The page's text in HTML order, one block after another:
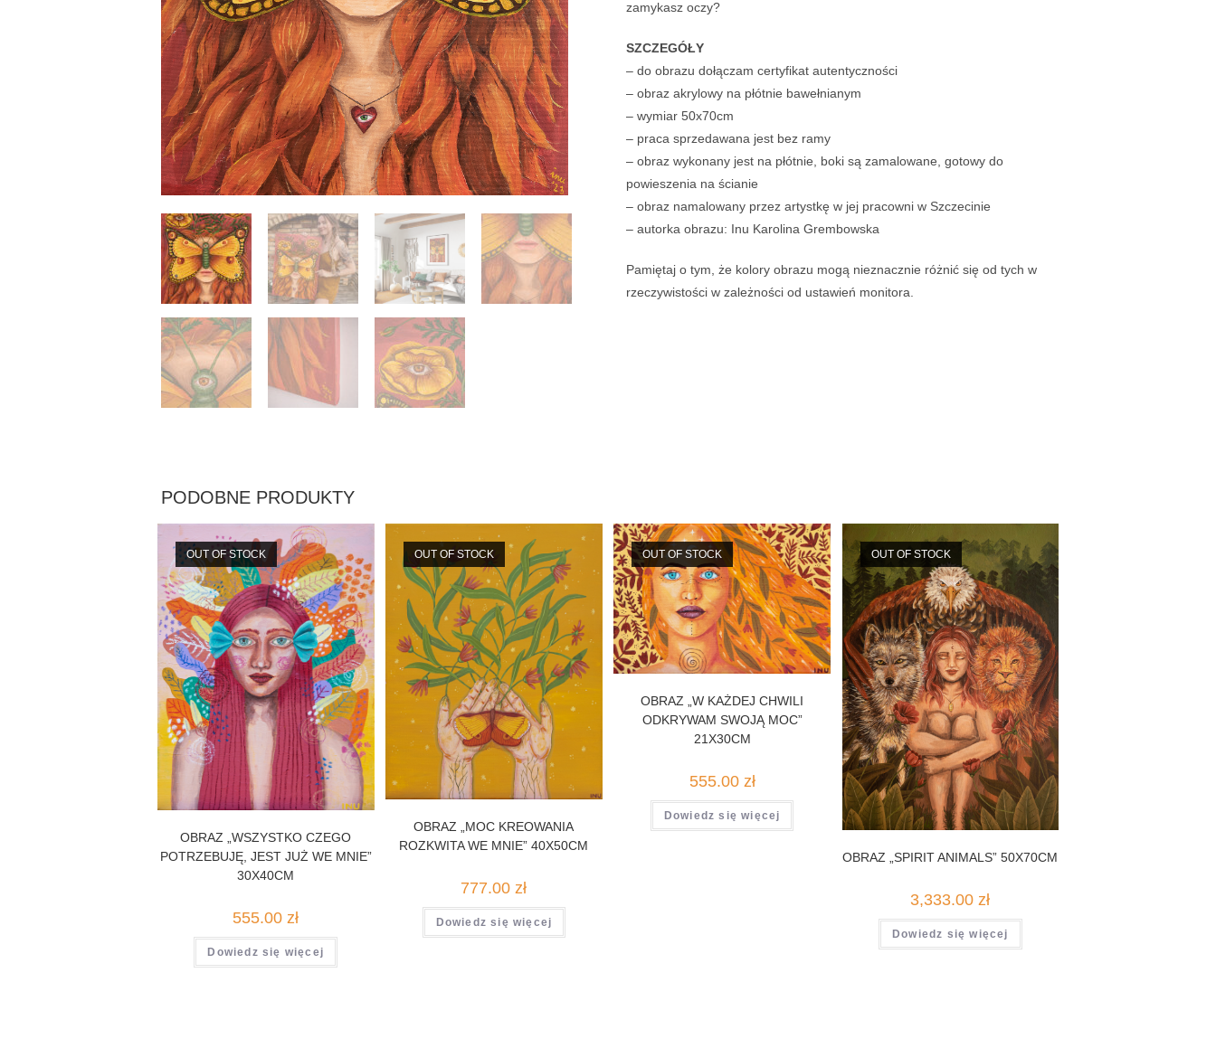
zamykasz oczy?
SZCZEGÓŁY
– do obrazu dołączam certyfikat autentyczności
– obraz akrylowy na płótnie bawełnianym
– wymiar 50x70cm
– praca sprzedawana jest bez ramy
– obraz wykonany jest na płótnie, boki są zamalowane, gotowy do
powieszenia na ścianie
– obraz namalowany przez artystkę w jej pracowni w Szczecinie
– autorka obrazu: Inu Karolina Grembowska
Pamiętaj o tym, że kolory obrazu mogą nieznacznie różnić się od tych w
rzeczywistości w zależności od ustawień monitora.
PODOBNE PRODUKTY
OUT OF STOCK
OBRAZ „WSZYSTKO CZEGO
POTRZEBUJĘ, JEST JUŻ WE MNIE”
30X40CM
555.00zł
Dowiedz się więcej
OUT OF STOCK
OBRAZ „MOC KREOWANIA
ROZKWITA WE MNIE” 40X50CM
777.00 zł
Dowiedz się więcej
OUT OF STOCK
OBRAZ „W KAŻDEJ CHWILI
ODKRYWAM SWOJĄ MOC”
21X30CM
555.00 zł
Dowiedz się więcej
OUT OF STOCK
OBRAZ „SPIRIT ANIMALS” 50X70CM
3,333.00zł
Dowiedz się więcej